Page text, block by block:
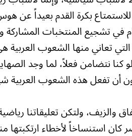
بكرة القدم بعيداً عن
في تشجيع المنتخبات المشاركة
التي تعاني منها الشعوب
نتضامن فعلاً، لما وجد
أن تفعل هذه الشعوب العربية
والزيف، ولتكن تعليقاتنا
استنساخاً لأخطاء ارتكبتها